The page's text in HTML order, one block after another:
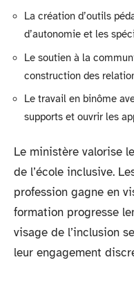
La création d’outils
d’autonomie et les
Le soutien à la
construction des
Le travail en binôme
supports et ouvrir les
Le ministère valorise
de l’école inclusive.
profession gagne en
formation progresse
visage de l’inclusion
leur engagement